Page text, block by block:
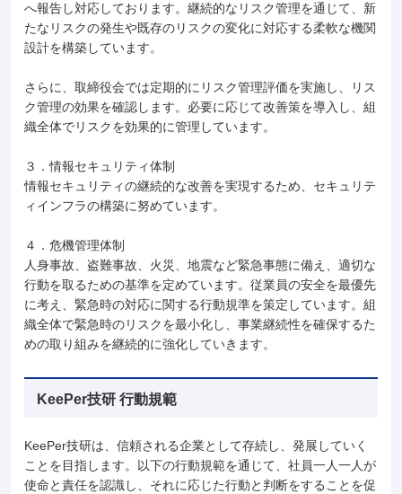
へ報告し対応しております。継続的なリスク管理を通じて、新
たなリスクの発生や既存のリスクの変化に対応する柔軟な機関
設計を構築しています。
さらに、取締役会では定期的にリスク管理評価を実施し、リス
ク管理の効果を確認します。必要に応じて改善策を導入し、組
織全体でリスクを効果的に管理しています。
３．情報セキュリティ体制
情報セキュリティの継続的な改善を実現するため、セキュリテ
ィインフラの構築に努めています。
４．危機管理体制
人身事故、盗難事故、火災、地震など緊急事態に備え、適切な
行動を取るための基準を定めています。従業員の安全を最優先
に考え、緊急時の対応に関する行動規準を策定しています。組
織全体で緊急時のリスクを最小化し、事業継続性を確保するた
めの取り組みを継続的に強化していきます。
KeePer技研 行動規範
KeePer技研は、信頼される企業として存続し、発展していく
ことを目指します。以下の行動規範を通じて、社員一人一人が
使命と責任を認識し、それに応じた行動と判断をすることを促